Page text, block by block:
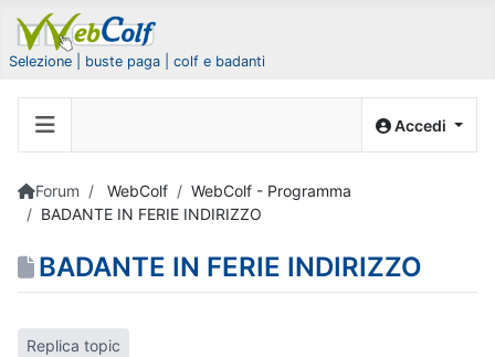
Selezione | buste paga | colf e badanti
Accedi
Forum WebColf
WebColf - Programma
BADANTE IN FERIE INDIRIZZO
BADANTE IN FERIE INDIRIZZO
Replica topic